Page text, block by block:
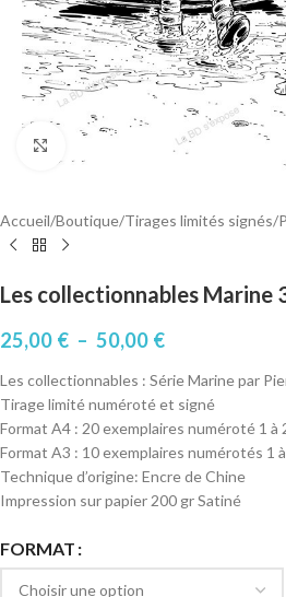
Cliquez pour agrandir
Accueil/Boutique/Tirages limités signés/
Les collectionnables Marine
25,00 € – 50,00 €
Les collectionnables : Série Marine par
Tirage limité numéroté et signé
Format A4 : 20 exemplaires numéroté 1 à
Format A3 : 10 exemplaires numérotés 1
Technique d’origine: Encre de Chine
Impression sur papier 200 gr Satiné
FORMAT